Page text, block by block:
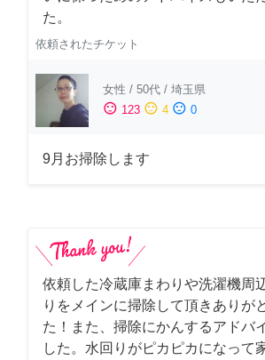
た。
依頼されたチケット
女性 / 50代 / 埼玉県
sentiment_satisfied 123 sentiment_neutral 4 sentiment_dissatisfied 0
9月お掃除します
依頼した冷蔵庫まわりや洗濯機周
りをメインに掃除して頂きありが
た！また、掃除にかんするアドバ
した。水回りがピカピカになって